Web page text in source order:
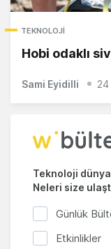
TEKNOLOJI
Hobi odaklı
Sami Eyidilli
Teknoloji
Neleri size
Günlük
Etkinlikler